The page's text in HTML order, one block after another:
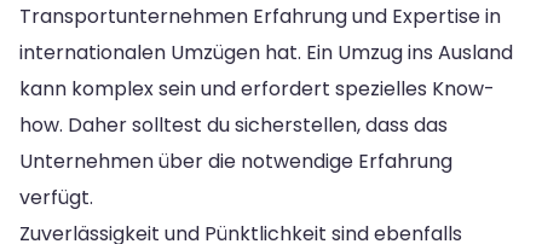
Transportunternehmen Erfahrung und Expertise in
internationalen Umzügen hat. Ein Umzug ins Ausland
kann komplex sein und erfordert spezielles Know-
how. Daher solltest du sicherstellen, dass das
Unternehmen über die notwendige Erfahrung
verfügt.
Zuverlässigkeit und Pünktlichkeit sind ebenfalls